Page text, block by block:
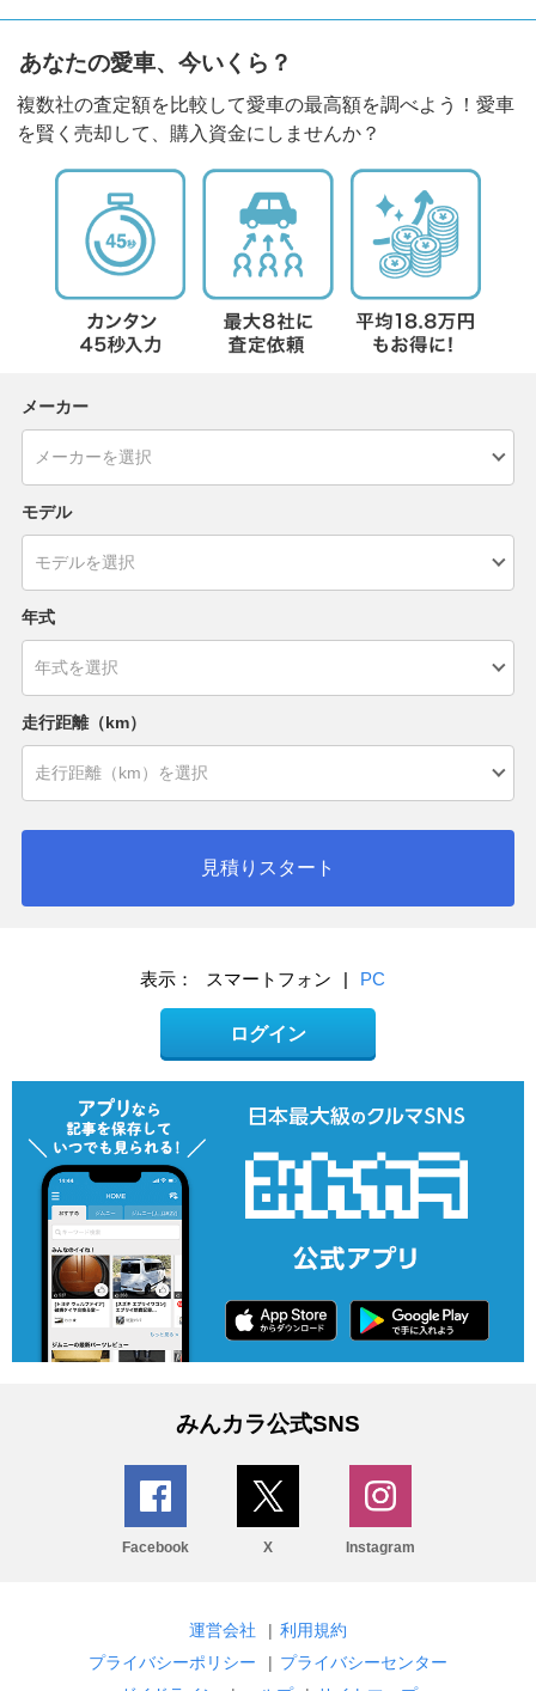
あなたの愛車、今いくら？
複数社の査定額を比較して愛車の最高額を調べよう！愛車
を賢く売却して、購入資金にしませんか？
メーカー
モデル
年式
走行距離（km）
見積りスタート
表示： スマートフォン PC
ログイン
みんカラ公式SNS
Facebook X Instagram
運営会社 | 利用規約
プライバシーポリシー
| プライバシーセンター